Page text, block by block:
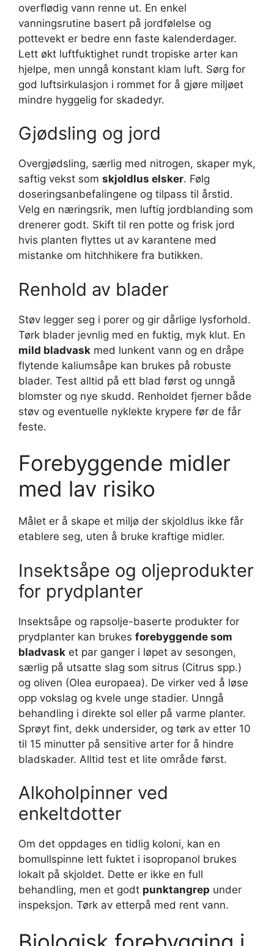
overflødig vann renne ut. En enkel
vanningsrutine basert på jordfølelse og
pottevekt er bedre enn faste kalenderdager.
Lett økt luftfuktighet rundt tropiske arter kan
hjelpe, men unngå konstant klam luft. Sørg for
god luftsirkulasjon i rommet for å gjøre miljøet
mindre hyggelig for skadedyr.
Gjødsling og jord
Overgjødsling, særlig med nitrogen, skaper myk,
saftig vekst som skjoldlus elsker. Følg
doseringsanbefalingene og tilpass til årstid.
Velg en næringsrik, men luftig jordblanding som
drenerer godt. Skift til ren potte og frisk jord
hvis planten flyttes ut av karantene med
mistanke om hitchhikere fra butikken.
Renhold av blader
Støv legger seg i porer og gir dårlige lysforhold.
Tørk blader jevnlig med en fuktig, myk klut. En
mild bladvask med lunkent vann og en dråpe
flytende kaliumsåpe kan brukes på robuste
blader. Test alltid på ett blad først og unngå
blomster og nye skudd. Renholdet fjerner både
støv og eventuelle nyklekte krypere før de får
feste.
Forebyggende midler
med lav risiko
Målet er å skape et miljø der skjoldlus ikke får
etablere seg, uten å bruke kraftige midler.
Insektsåpe og oljeprodukter
for prydplanter
Insektsåpe og rapsolje-baserte produkter for
prydplanter kan brukes forebyggende som
bladvask et par ganger i løpet av sesongen,
særlig på utsatte slag som sitrus (Citrus spp.)
og oliven (Olea europaea). De virker ved å løse
opp vokslag og kvele unge stadier. Unngå
behandling i direkte sol eller på varme planter.
Sprøyt fint, dekk undersider, og tørk av etter 10
til 15 minutter på sensitive arter for å hindre
bladskader. Alltid test et lite område først.
Alkoholpinner ved
enkeltdotter
Om det oppdages en tidlig koloni, kan en
bomullspinne lett fuktet i isopropanol brukes
lokalt på skjoldet. Dette er ikke en full
behandling, men et godt punktangrep under
inspeksjon. Tørk av etterpå med rent vann.